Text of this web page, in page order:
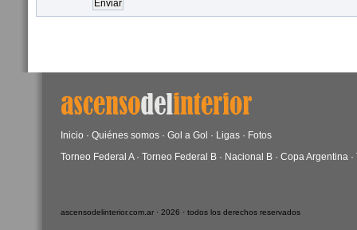
Inicio · Quiénes somos · Gol a Gol · Ligas · Fotos
Torneo Federal A· Torneo Federal B · Nacional B · Copa Argentina ·
ascensodelinterior.com.ar · 2026 · todos los derechos reservados